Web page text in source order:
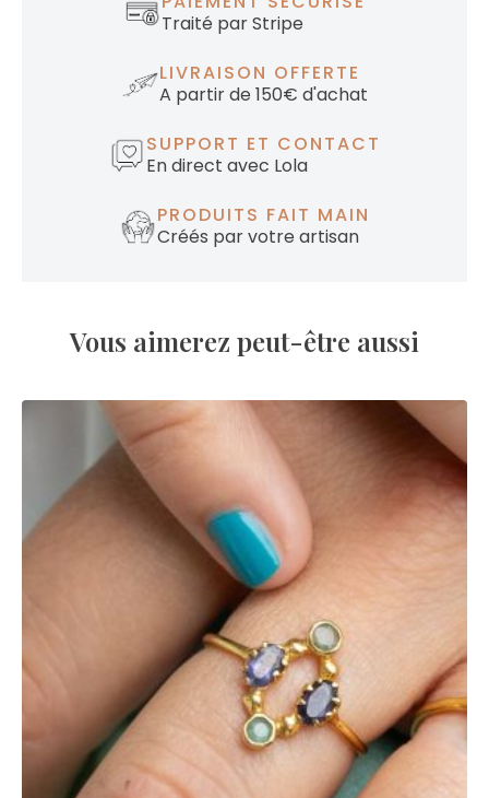
Traité par Stripe
LIVRAISON OFFERTE
A partir de 150€ d'achat
SUPPORT ET CONTACT
En direct avec Lola
PRODUITS FAIT MAIN
Créés par votre artisan
Vous aimerez peut-être aussi